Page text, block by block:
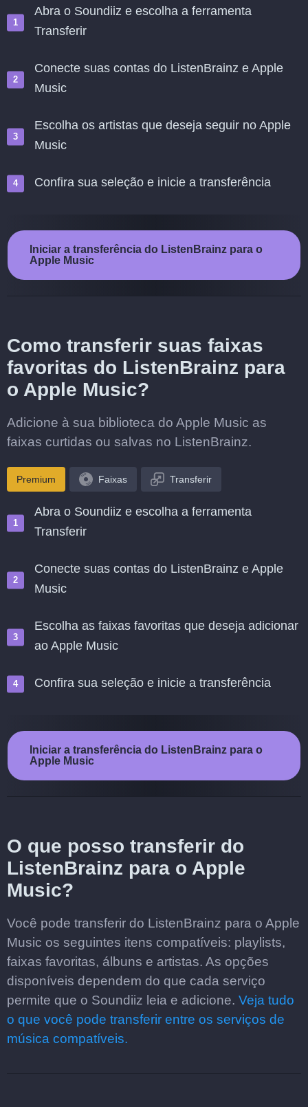
Abra o Soundiiz e escolha a ferramenta
Transferir
Conecte suas contas do ListenBrainz e Apple
Music
Escolha os artistas que deseja seguir no Apple
Music
Confira sua seleção e inicie a transferência
Iniciar a transferência do ListenBrainz para o
Apple Music
Como transferir suas faixas
favoritas do ListenBrainz para
o Apple Music?
Adicione à sua biblioteca do Apple Music as
faixas curtidas ou salvas no ListenBrainz.
Premium Faixas Transferir
Abra o Soundiiz e escolha a ferramenta
Transferir
Conecte suas contas do ListenBrainz e Apple
Music
Escolha as faixas favoritas que deseja adicionar
ao Apple Music
Confira sua seleção e inicie a transferência
Iniciar a transferência do ListenBrainz para o
Apple Music
O que posso transferir do
ListenBrainz para o Apple
Music?
Você pode transferir do ListenBrainz para o Apple
Music os seguintes itens compatíveis: playlists,
faixas favoritas, álbuns e artistas. As opções
disponíveis dependem do que cada serviço
permite que o Soundiiz leia e adicione. Veja tudo
o que você pode transferir entre os serviços de
música compatíveis.